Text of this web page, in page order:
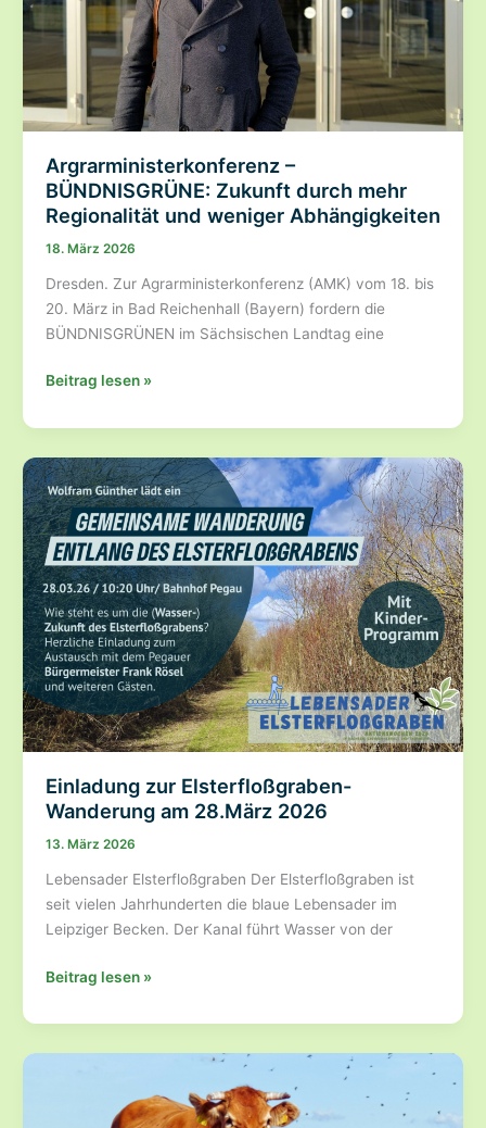
Anna
Cavazzini
Argrarministerkonferenz –
BÜNDNISGRÜNE: Zukunft durch mehr
Regionalität und weniger Abhängigkeiten
18. März 2026
Dresden. Zur Agrarministerkonferenz (AMK) vom 18. bis
20. März in Bad Reichenhall (Bayern) fordern die
BÜNDNISGRÜNEN im Sächsischen Landtag eine
Argrarministerkonferenz
BÜNDNISGRÜNE:
Zukunft
durch
mehr
Regionalität
und
weniger
Abhängigkeiten
Beitrag lesen »
Einladung zur Elsterfloßgraben-
Wanderung am 28.März 2026
13. März 2026
Lebensader Elsterfloßgraben Der Elsterfloßgraben ist
seit vielen Jahrhunderten die blaue Lebensader im
Leipziger Becken. Der Kanal führt Wasser von der
Einladung
Elsterfloßgraben-
Wanderung
Beitrag lesen »